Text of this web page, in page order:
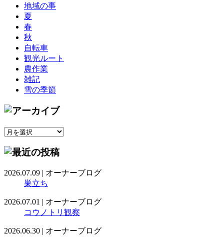
地域の事
夏
春
秋
自転車
観光ルート
農作業
雑記
雪の季節
2026.07.09 | オーナーブログ
巣立ち
2026.07.01 | オーナーブログ
コウノトリ観察
2026.06.30 | オーナーブログ